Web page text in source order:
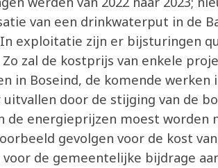
van een drinkwaterput in de
exploitatie zijn er bijsturingen
zal de kostprijs van enkele
in Boseind, de komende werken
door de stijging van de
de energieprijzen moest worden
gevolgen voor de kost
de gemeentelijke bijdrage